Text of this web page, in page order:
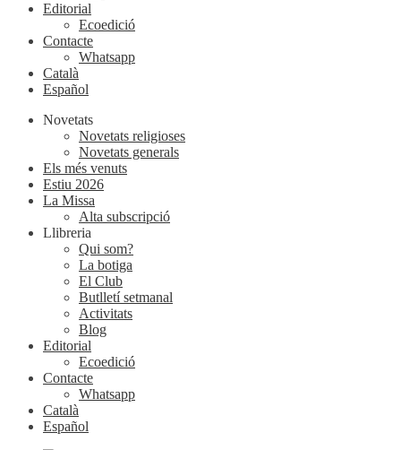
Editorial
Ecoedició
Contacte
Whatsapp
Català
Español
Novetats
Novetats religioses
Novetats generals
Els més venuts
Estiu 2026
La Missa
Alta subscripció
Llibreria
Qui som?
La botiga
El Club
Butlletí setmanal
Activitats
Blog
Editorial
Ecoedició
Contacte
Whatsapp
Català
Español